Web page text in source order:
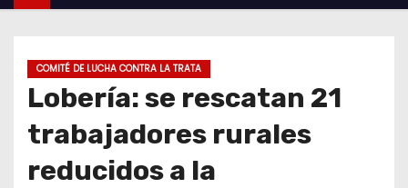
COMITÉ DE LUCHA CONTRA LA TRATA
Lobería: se rescatan 21
trabajadores rurales
reducidos a la